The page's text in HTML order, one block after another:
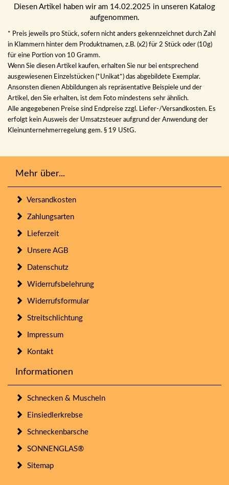
Diesen Artikel haben wir am 14.02.2025 in unseren Katalog
aufgenommen.
* Preis jeweils pro Stück, sofern nicht anders gekennzeichnet durch Zahl
in Klammern hinter dem Produktnamen, z.B. (x2) für 2 Stück oder (10g)
für eine Portion von 10 Gramm.
Wenn Sie diesen Artikel kaufen, erhalten Sie nur bei entsprechend
ausgewiesenen Einzelstücken (*Unikat*) das abgebildete Exemplar.
Ansonsten dienen Abbildungen als repräsentative Beispiele und der
Artikel, den Sie erhalten, ist dem Foto mindestens sehr ähnlich.
Alle angegebenen Preise sind Endpreise zzgl. Liefer-/Versandkosten. Es
erfolgt kein Ausweis der Umsatzsteuer aufgrund der Anwendung der
Kleinunternehmerregelung gem. § 19 UStG.
Mehr über...
Versandkosten
Zahlungsarten
Lieferzeit
Unsere AGB
Datenschutz
Widerrufsbelehrung
Widerrufsformular
Streitschlichtung
Impressum
Kontakt
Informationen
Schnecken & Muscheln
Einsiedlerkrebse
Schneckenbarsche
SONNENGLAS®
Sitemap